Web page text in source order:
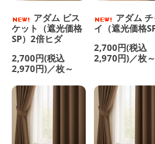
アダム ビス
ケット（遮光価格
SP）2倍ヒダ
2,700円(税込
2,970円)／枚～
アダム チ
イ（遮光価格SP
2,700円(税込
2,970円)／枚～